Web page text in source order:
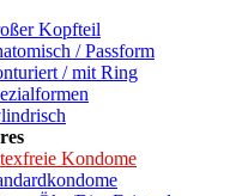
Kopfteil
/ Passform
/ mit Ring
Kondome